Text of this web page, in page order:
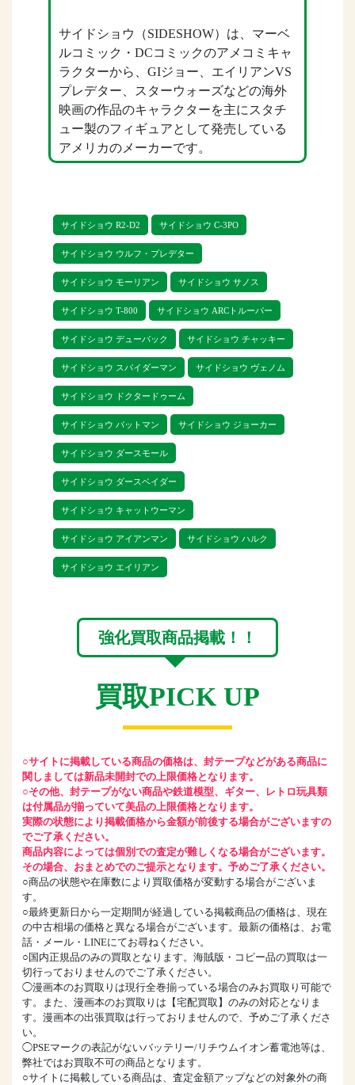
サイドショウ（SIDESHOW）は、マーベ
ルコミック・DCコミックのアメコミキャ
ラクターから、GIジョー、エイリアンVS
プレデター、スターウォーズなどの海外
映画の作品のキャラクターを主にスタチ
ュー製のフィギュアとして発売している
アメリカのメーカーです。
ても造形の技術は高く、スタチューの質
感や彩色、キャラクターの表情、細かい
箇所のつくりまでこだわったつくりで、
完成度の高い商品ばかりです。
サイドショウから発売される個数が決め
られている限定品や、等身大フィギュア
は市場にも出回ることが少ない商品なの
で、貴重なフィギュアも多いメーカーで
す。
そんな人気メーカーのサイドショウをリ
トルゲージでは高価買取を行っておりま
す。
未開封品はもちろんのこと開封品や箱が
ないものでもお買取可能です。
ます。
サイドショウ R2-D2 サイドショウ C-3PO
サイドショウ ウルフ・プレデター
サイドショウ モーリアン サイドショウ サノス
サイドショウ T-800 サイドショウ ARCトルーパー
サイドショウ デューバック サイドショウ チャッキー
サイドショウ スパイダーマン サイドショウ ヴェノム
サイドショウ ドクタードゥーム
サイドショウ バットマン サイドショウ ジョーカー
サイドショウ ダースモール
サイドショウ ダースベイダー
サイドショウ キャットウーマン
サイドショウ アイアンマン サイドショウ ハルク
サイドショウ エイリアン
強化買取商品掲載！！
買取PICK UP
○サイトに掲載している商品の価格は、封テープなどがある商品に
関しましては新品未開封での上限価格となります。
○その他、封テープがない商品や鉄道模型、ギター、レトロ玩具類
は付属品が揃っていて美品の上限価格となります。
実際の状態により掲載価格から金額が前後する場合がございますの
でご了承ください。
商品内容によっては個別での査定が難しくなる場合がございます。
その場合、おまとめでのご提示となります。予めご了承ください。
○商品の状態や在庫数により買取価格が変動する場合がございま
す。
○最終更新日から一定期間が経過している掲載商品の価格は、現在
の中古相場の価格と異なる場合がございます。最新の価格は、お電
話・メール・LINEにてお尋ねください。
○国内正規品のみの買取となります。海賊版・コピー品の買取は一
切行っておりませんのでご了承ください。
◯漫画本のお買取りは現行全巻揃っている場合のみお買取り可能で
す。また、漫画本のお買取りは【宅配買取】のみの対応となりま
す。漫画本の出張買取は行っておりませんので、予めご了承くださ
い。
◯PSEマークの表記がないバッテリー/リチウムイオン蓄電池等は、
弊社ではお買取不可の商品となります。
○サイトに掲載している商品は、査定金額アップなどの対象外の商